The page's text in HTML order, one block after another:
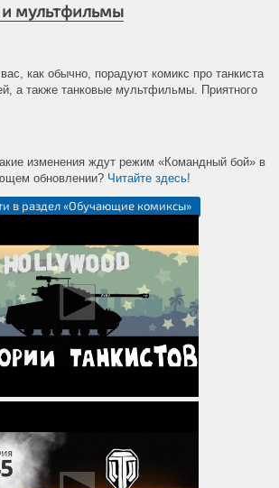
мультфильмы
как обычно, порадуют комикс про танкиста
а также танковые мультфильмы. Приятного
изменения ждут режим «Командный бой» в
обновлении? Читайте здесь!
в раздел «Обучающие комиксы»